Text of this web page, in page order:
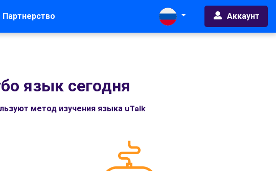
Партнерство Аккаунт
язык сегодня
метод изучения языка uTalk